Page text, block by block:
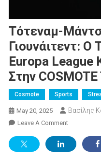
Τότεναμ-
Γιουνάιτεντ: Ο
Europa League
Στην COSMOTE
Cosmote Sports
May 20, 2025 Βασίλης
Leave A CommentOn
Μάντσεστερ